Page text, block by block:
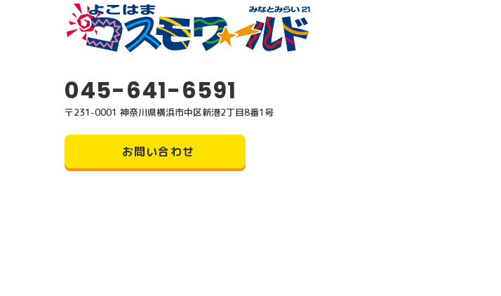
045-641-6591
〒231-0001 神奈川県横浜市中区新港2丁目8番1号
お問い合わせ